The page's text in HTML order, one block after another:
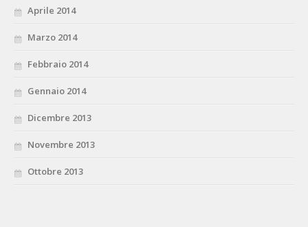
Aprile 2014
Marzo 2014
Febbraio 2014
Gennaio 2014
Dicembre 2013
Novembre 2013
Ottobre 2013